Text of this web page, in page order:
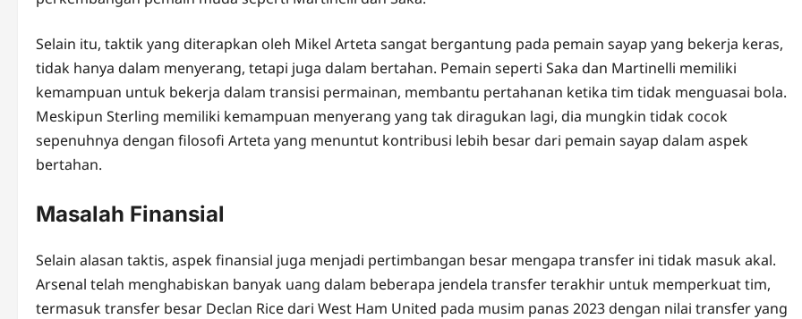
Selain itu, taktik yang diterapkan oleh Mikel Arteta sangat bergantung pada pemain sayap yang bekerja keras,
tidak hanya dalam menyerang, tetapi juga dalam bertahan. Pemain seperti Saka dan Martinelli memiliki
kemampuan untuk bekerja dalam transisi permainan, membantu pertahanan ketika tim tidak menguasai bola.
Meskipun Sterling memiliki kemampuan menyerang yang tak diragukan lagi, dia mungkin tidak cocok
sepenuhnya dengan filosofi Arteta yang menuntut kontribusi lebih besar dari pemain sayap dalam aspek
bertahan.
Masalah Finansial
Selain alasan taktis, aspek finansial juga menjadi pertimbangan besar mengapa transfer ini tidak masuk akal.
Arsenal telah menghabiskan banyak uang dalam beberapa jendela transfer terakhir untuk memperkuat tim,
termasuk transfer besar Declan Rice dari West Ham United pada musim panas 2023 dengan nilai transfer yang